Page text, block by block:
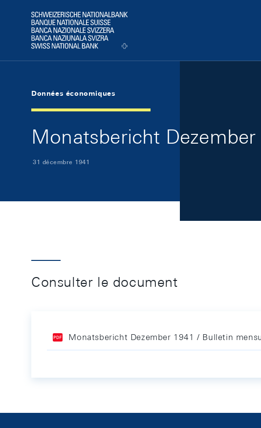
Logo
Données économiques
Monatsbericht
31 décembre 1941
Consulter le document
Monatsbericht Dezember 1941 / Bulletin